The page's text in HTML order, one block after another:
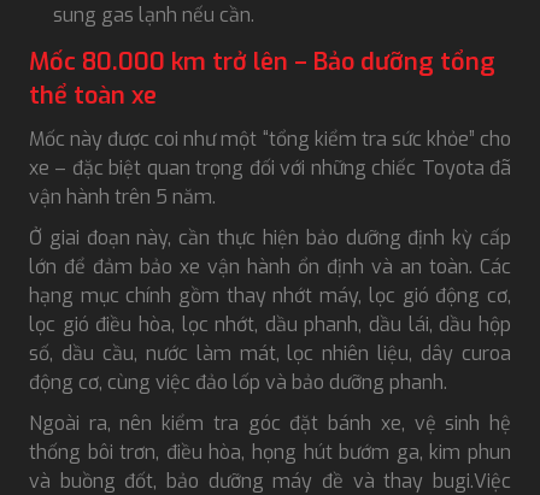
sung gas lạnh nếu cần.
Mốc 80.000 km trở lên – Bảo dưỡng tổng
thể toàn xe
Mốc này được coi như một “tổng kiểm tra sức khỏe” cho
xe – đặc biệt quan trọng đối với những chiếc Toyota đã
vận hành trên 5 năm.
Ở giai đoạn này, cần thực hiện bảo dưỡng định kỳ cấp
lớn để đảm bảo xe vận hành ổn định và an toàn. Các
hạng mục chính gồm thay nhớt máy, lọc gió động cơ,
lọc gió điều hòa, lọc nhớt, dầu phanh, dầu lái, dầu hộp
số, dầu cầu, nước làm mát, lọc nhiên liệu, dây curoa
động cơ, cùng việc đảo lốp và bảo dưỡng phanh.
Ngoài ra, nên kiểm tra góc đặt bánh xe, vệ sinh hệ
thống bôi trơn, điều hòa, họng hút bướm ga, kim phun
và buồng đốt, bảo dưỡng máy đề và thay bugi.Việc